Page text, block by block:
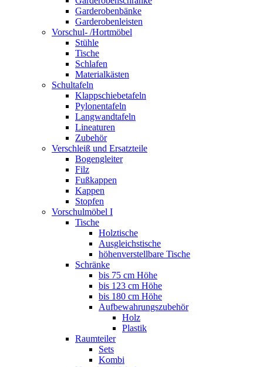
Garderobenbänke
Garderobenleisten
Vorschul- /Hortmöbel
Stühle
Tische
Schlafen
Materialkästen
Schultafeln
Klappschiebetafeln
Pylonentafeln
Langwandtafeln
Lineaturen
Zubehör
Verschleiß und Ersatzteile
Bogengleiter
Filz
Fußkappen
Kappen
Stopfen
Vorschulmöbel I
Tische
Holztische
Ausgleichstische
höhenverstellbare Tische
Schränke
bis 75 cm Höhe
bis 123 cm Höhe
bis 180 cm Höhe
Aufbewahrungszubehör
Holz
Plastik
Raumteiler
Sets
Kombi